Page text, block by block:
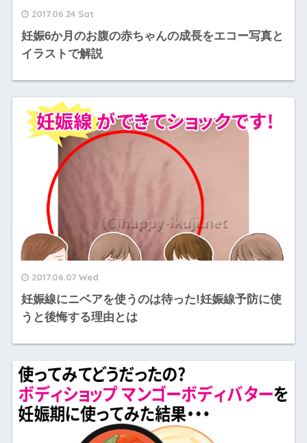
2017.06.24 Sat
妊娠6か月のお腹の赤ちゃんの成長をエコー写真と
イラストで解説
2017.06.07 Wed
妊娠線にニベアを使うのは待った!妊娠線予防に使
うと後悔する理由とは